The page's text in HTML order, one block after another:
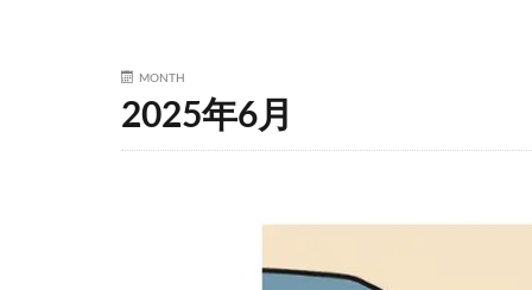
MONTH
2025年6月